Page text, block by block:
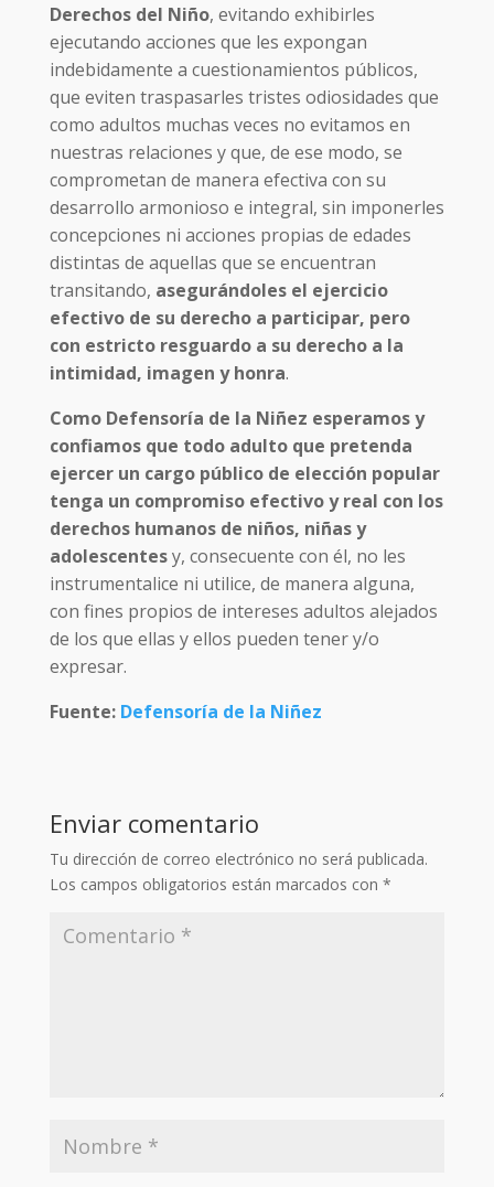
Derechos del Niño, evitando exhibirles
ejecutando acciones que les expongan
indebidamente a cuestionamientos públicos,
que eviten traspasarles tristes odiosidades que
como adultos muchas veces no evitamos en
nuestras relaciones y que, de ese modo, se
comprometan de manera efectiva con su
desarrollo armonioso e integral, sin imponerles
concepciones ni acciones propias de edades
distintas de aquellas que se encuentran
transitando, asegurándoles el ejercicio
efectivo de su derecho a participar, pero
con estricto resguardo a su derecho a la
intimidad, imagen y honra.
Como Defensoría de la Niñez esperamos y
confiamos que todo adulto que pretenda
ejercer un cargo público de elección popular
tenga un compromiso efectivo y real con los
derechos humanos de niños, niñas y
adolescentesy, consecuente con él, no les
instrumentalice ni utilice, de manera alguna,
con fines propios de intereses adultos alejados
de los que ellas y ellos pueden tener y/o
expresar.
Fuente: Defensoría de la Niñez
Enviar comentario
Tu dirección de correo electrónico no será publicada.
Los campos obligatorios están marcados con *